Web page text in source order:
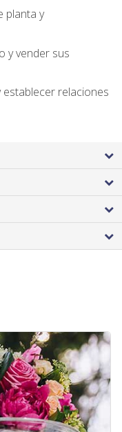
planta y
y vender sus
relaciones